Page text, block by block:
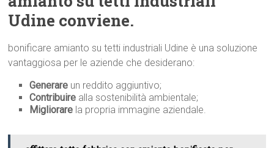
Udine conviene.
bonificare amianto su tetti industriali Udine è una soluzione
vantaggiosa per le aziende che desiderano:
Generare un reddito aggiuntivo;
Contribuire alla sostenibilità ambientale;
Migliorare la propria immagine aziendale.